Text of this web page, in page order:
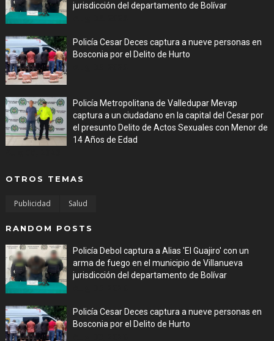
jurisdicción del departamento de Bolívar
Policía Cesar Deces captura a nueve personas en
Bosconia por el Delito de Hurto
Policía Metropolitana de Valledupar Mevap
captura a un ciudadano en la capital del Cesar por
el presunto Delito de Actos Sexuales con Menor de
14 Años de Edad
OTROS TEMAS
Publicidad Salud
RANDOM POSTS
Policía Debol captura a Alias 'El Guajiro' con un
arma de fuego en el municipio de Villanueva
jurisdicción del departamento de Bolívar
Policía Cesar Deces captura a nueve personas en
Bosconia por el Delito de Hurto